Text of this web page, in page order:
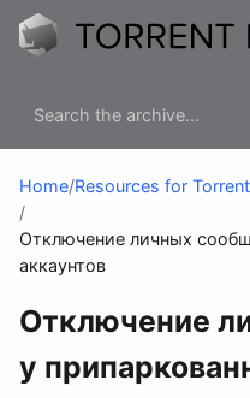
Home/Resources for
/
Отключение личных
аккаунтов
Отключение
у